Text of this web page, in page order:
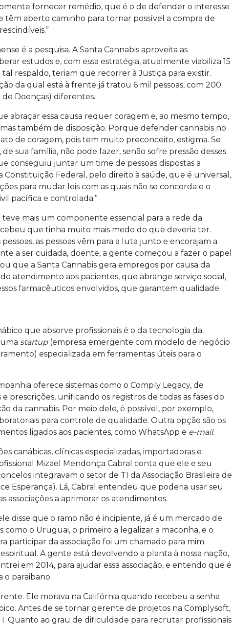
fornecer remédio, que é o de defender o interesse
têm aberto caminho para tornar possível a compra de
é a pesquisa. A Santa Cannabis aproveita as
estudos e, com essa estratégia, atualmente viabiliza 15
tal respaldo, teriam que recorrer à Justiça para existir.
da qual está à frente já tratou 6 mil pessoas, com 200
de Doenças) diferentes.
abraçar essa causa requer coragem e, ao mesmo tempo,
também de disposição. Porque defender cannabis no
de coragem, pois tem muito preconceito, estigma. Se
sua família, não pode fazer, senão sofre pressão desses
conseguiu juntar um time de pessoas dispostas a
Constituição Federal, pelo direito à saúde, que é universal,
para mudar leis com as quais não se concorda e o
pacífica e controlada.”
mais um componente essencial para a rede da
que tinha muito mais medo do que deveria ter.
as pessoas vêm para a luta junto e encorajam a
a ser cuidada, doente, a gente começou a fazer o papel
que a Santa Cannabis gera empregos por causa da
atendimento aos pacientes, que abrange serviço social,
farmacêuticos envolvidos, que garantem qualidade.
que absorve profissionais é o da tecnologia da
startup(empresa emergente com modelo de negócio
especializada em ferramentas úteis para o
oferece sistemas como o Comply Legacy, de
prescrições, unificando os registros de todas as fases do
da cannabis. Por meio dele, é possível, por exemplo,
para controle de qualidade. Outra opção são os
ligados aos pacientes, como WhatsApp e e-mail.
canábicas, clínicas especializadas, importadoras e
Mizael Mendonça Cabral conta que ele e seu
integravam o setor de TI da Associação Brasileira de
Esperança). Lá, Cabral entendeu que poderia usar seu
associações a aprimorar os atendimentos.
disse que o ramo não é incipiente, já é um mercado de
como o Uruguai, o primeiro a legalizar a maconha, e o
participar da associação foi um chamado para mim.
A gente está devolvendo a planta à nossa nação,
em 2014, para ajudar essa associação, e entendo que é
o paraibano.
Ele morava na Califórnia quando recebeu a senha
Antes de se tornar gerente de projetos na Complysoft,
Quanto ao grau de dificuldade para recrutar profissionais